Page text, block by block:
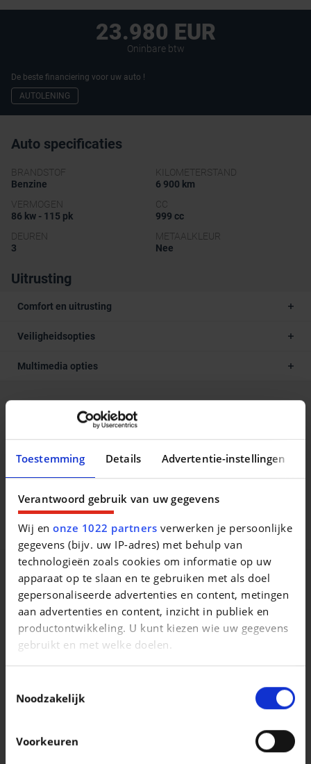
Toestemming Details Advertentie-instellingen
Verantwoord gebruik van uw gegevens
Wij enonze 1022 partners verwerken je persoonlijke
gegevens (bijv. uw IP-adres) met behulp van
technologieën zoals cookies om informatie op uw
apparaat op te slaan en te gebruiken met als doel
gepersonaliseerde advertenties en content, metingen
aan advertenties en content, inzicht in publiek en
productontwikkeling. U kunt kiezen wie uw gegevens
gebruikt en met welke doelen.
Informatie verzamelen over uw geografische
locatie, die tot een paar meter nauwkeurig kan zijn
Uw apparaat identificeren door het actief te
scannen op specifieke eigenschappen
Noodzakelijk
Voorkeuren
23.980 EUR
Oninbare btw
De beste financiering voor uw auto !
AUTOLENING
Auto specificaties
BRANDSTOF
Benzine
KILOMETERSTAND
6 900 km
VERMOGEN
86 kw - 115 pk
CC
999 cc
DEUREN
3
METAALKLEUR
Nee
Uitrusting
Comfort en uitrusting
Veiligheidsopties
Multimedia opties
Beschrijving van het voertuig occasie
Seat Ibiza
Les informations sont donnÃ©es Ã titre indicatif et
pas contractuelles. La vente est conclue sous rÃ©serve de
confirmation et de signature du bon de commande.
Vergelijkbare voertuigen
17.490 EUR | 59.891 km
Ibiza 1.0 TSI FR Edition
1.705 km